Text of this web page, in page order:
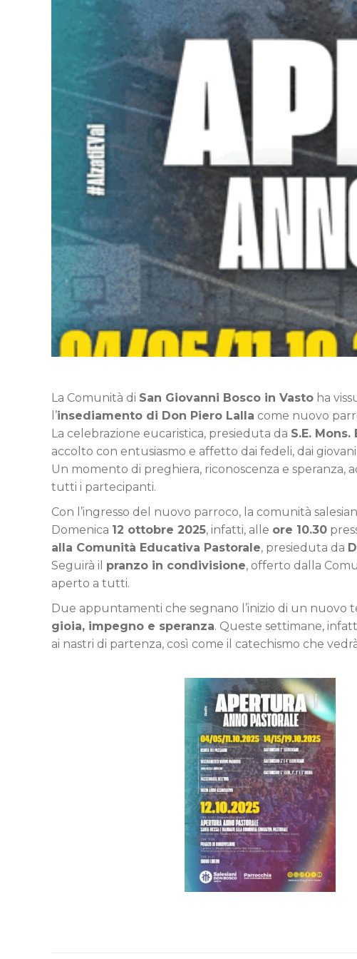
La Comunità di San Giovanni Bosco in Vasto ha
l’insediamento di Don Piero Lalla come nuovo
La celebrazione eucaristica, presieduta da S.E.
accolto con entusiasmo e affetto dai fedeli, dai
Un momento di preghiera, riconoscenza e speranza,
tutti i partecipanti.
Con l’ingresso del nuovo parroco, la comunità
Domenica 12 ottobre 2025, infatti, alle ore 10.30
alla Comunità Educativa Pastorale, presieduta da
Seguirà il pranzo in condivisione, offerto dalla
aperto a tutti.
Due appuntamenti che segnano l’inizio di un nuovo
gioia, impegno e speranza. Queste settimane,
ai nastri di partenza, così come il catechismo che